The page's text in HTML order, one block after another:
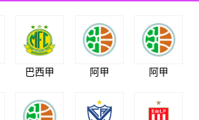
巴西甲 阿甲 阿甲